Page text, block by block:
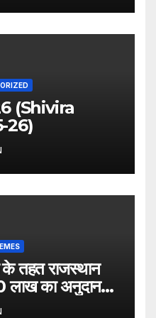
(Shivira
26)
के तहत राजस्थान
लाख का अनुदान